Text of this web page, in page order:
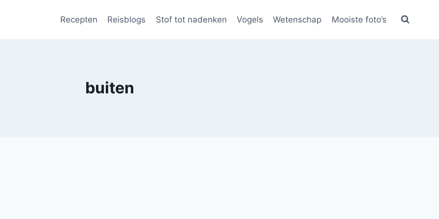
Recepten Reisblogs Stof tot nadenken Vogels Wetenschap Mooiste foto’s
buiten